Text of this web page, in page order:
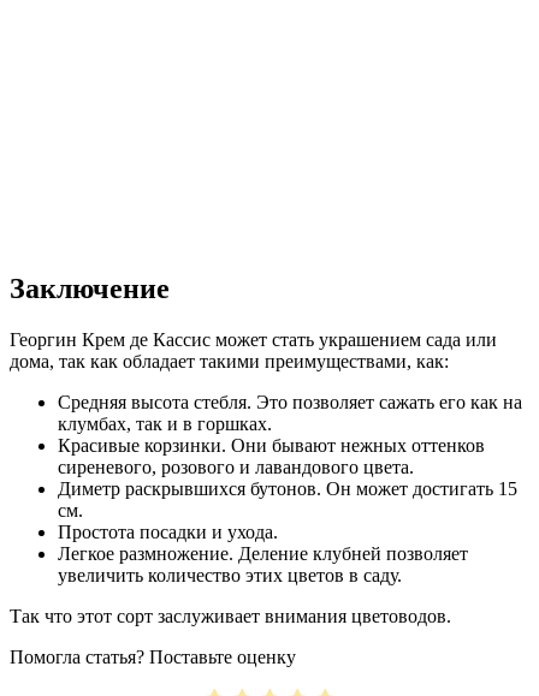
Заключение
Георгин Крем де Кассис может стать украшением сада или
дома, так как обладает такими преимуществами, как:
Средняя высота стебля. Это позволяет сажать его как на
клумбах, так и в горшках.
Красивые корзинки. Они бывают нежных оттенков
сиреневого, розового и лавандового цвета.
Диметр раскрывшихся бутонов. Он может достигать 15
см.
Простота посадки и ухода.
Легкое размножение. Деление клубней позволяет
увеличить количество этих цветов в саду.
Так что этот сорт заслуживает внимания цветоводов.
Помогла статья? Поставьте оценку